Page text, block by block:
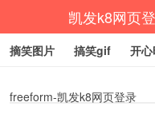
凯发k8网页
摘笑图片 搞笑gif 开
freeform-凯发k8网页登录